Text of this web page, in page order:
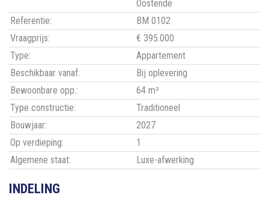
Oostende
Referentie:
BM 0102
Vraagprijs:
€ 395.000
Type:
Appartement
Beschikbaar vanaf:
Bij oplevering
Bewoonbare opp.:
64 m²
Type constructie:
Traditioneel
Bouwjaar:
2027
Op verdieping:
1
Algemene staat:
Luxe-afwerking
INDELING